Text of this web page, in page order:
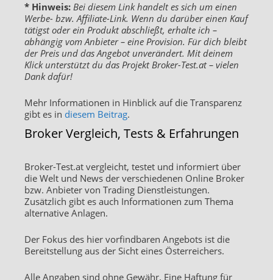
* Hinweis: Bei diesem Link handelt es sich um einen
Werbe- bzw. Affiliate-Link. Wenn du darüber einen Kauf
tätigst oder ein Produkt abschließt, erhalte ich –
abhängig vom Anbieter – eine Provision. Für dich bleibt
der Preis und das Angebot unverändert. Mit deinem
Klick unterstützt du das Projekt Broker-Test.at – vielen
Dank dafür!
Mehr Informationen in Hinblick auf die Transparenz
gibt es in diesem Beitrag.
Broker Vergleich, Tests & Erfahrungen
Broker-Test.at vergleicht, testet und informiert über
die Welt und News der verschiedenen Online Broker
bzw. Anbieter von Trading Dienstleistungen.
Zusätzlich gibt es auch Informationen zum Thema
alternative Anlagen.
Der Fokus des hier vorfindbaren Angebots ist die
Bereitstellung aus der Sicht eines Österreichers.
Alle Angaben sind ohne Gewähr. Eine Haftung für